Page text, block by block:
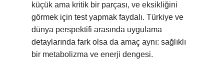
küçük ama kritik bir parçası, ve eksikliğini
görmek için test yapmak faydalı. Türkiye ve
dünya perspektifi arasında uygulama
detaylarında fark olsa da amaç aynı: sağlıklı
bir metabolizma ve enerji dengesi.